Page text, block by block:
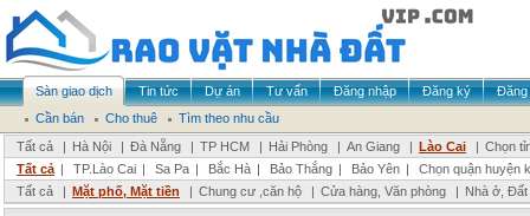
Sàn giao dịch Tin tức Dự án Tư vấn Đăng nhập Đăng ký
Đăng
Cần bán
Cho thuê
Tìm theo nhu cầu
Tất cả
| Hà Nội | Đà Nẵng | TP HCM | Hải Phòng | An Giang | Lào Cai | Chọn
Tất cả | TP.Lào Cai | Sa Pa | Bắc Hà | Bảo Thắng | Bảo Yên |
Chọn quận huyện
Tất cả
| Mặt phố, Mặt tiền | Chung cư ,căn hộ | Cửa hàng, Văn phòng | Nhà ở,